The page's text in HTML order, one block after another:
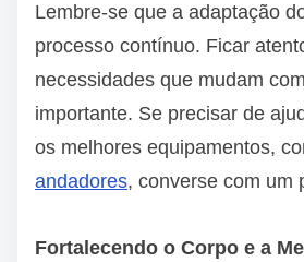
Lembre-se que a adaptação
processo contínuo. Ficar
necessidades que mudam
importante. Se precisar de
os melhores equipamentos,
andadores, converse com um
Fortalecendo o Corpo e a